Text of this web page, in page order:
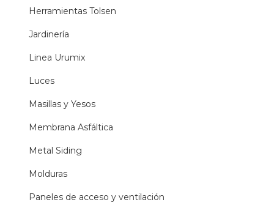
Herramientas Tolsen
Jardinería
Linea Urumix
Luces
Masillas y Yesos
Membrana Asfáltica
Metal Siding
Molduras
Paneles de acceso y ventilación